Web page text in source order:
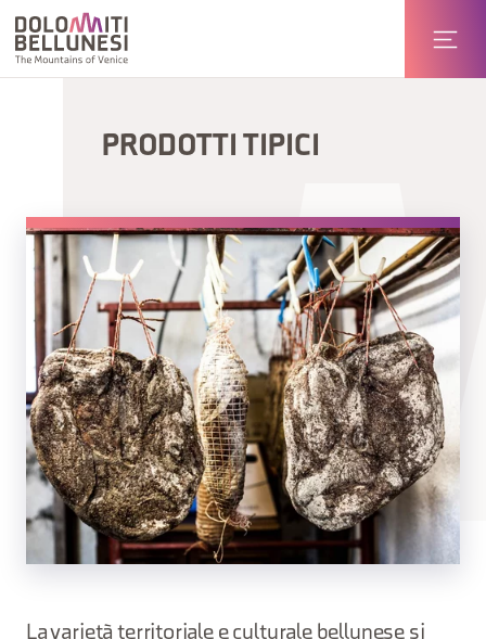
PRODOTTI TIPICI
La varietà territoriale e culturale bellunese si